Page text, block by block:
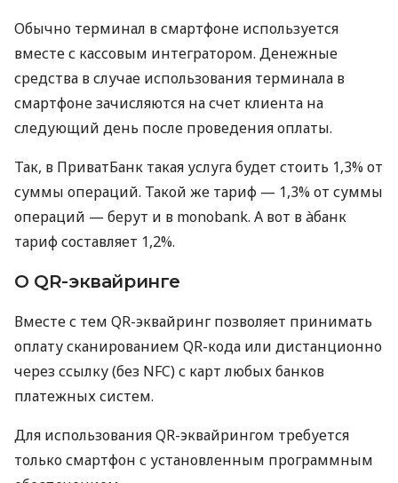
Обычно терминал в смартфоне используется
вместе с кассовым интегратором. Денежные
средства в случае использования терминала в
смартфоне зачисляются на счет клиента на
следующий день после проведения оплаты.
Так, в ПриватБанк такая услуга будет стоить 1,3% от
суммы операций. Такой же тариф — 1,3% от суммы
операций — берут и в monobank. А вот в àбанк
тариф составляет 1,2%.
О QR-эквайринге
Вместе с тем QR-эквайринг позволяет принимать
оплату сканированием QR-кода или дистанционно
через ссылку (без NFC) с карт любых банков
платежных систем.
Для использования QR-эквайрингом требуется
только смартфон с установленным программным